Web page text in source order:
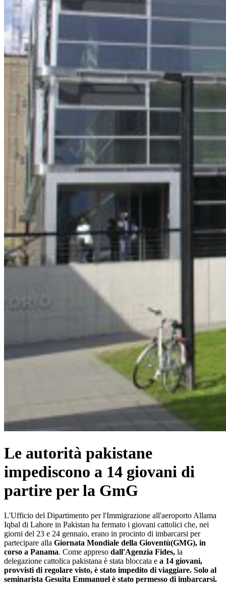
Le autorità pakistane
impediscono a 14 giovani di
partire per la GmG
L'Ufficio del Dipartimento per l'Immigrazione all'aeroporto Allama
Iqbal di Lahore in Pakistan ha fermato i giovani cattolici che, nei
giorni del 23 e 24 gennaio, erano in procinto di imbarcarsi per
partecipare alla Giornata Mondiale della Gioventù(GMG), in
corso a Panama. Come appreso dall'Agenzia Fides, la
delegazione cattolica pakistana è stata bloccata e a 14 giovani,
provvisti di regolare visto, è stato impedito di viaggiare. Solo al
seminarista Gesuita Emmanuel è stato permesso di imbarcarsi.